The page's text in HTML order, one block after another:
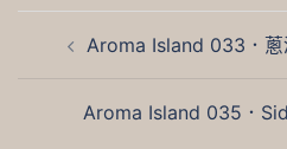
Aroma Island 033．
Aroma Island 035．